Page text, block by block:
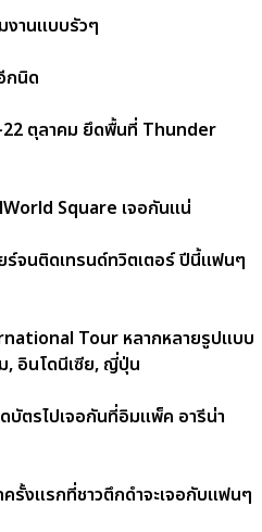
านแบบรัวๆ
กนิด
22 ตุลาคม ยึดพื้นที่ Thunder
Square เจอกันแน่
ร์จนติดเทรนด์ทวิตเตอร์ ปีนี้แฟนๆ
Tour หลากหลายรูปแบบ
, อินโดนีเซีย, ญี่ปุ่น
ตรไปเจอกันที่อิมแพ็ค อารีน่า
รั้งแรกที่ชาวตึกดำจะเจอกับแฟนๆ